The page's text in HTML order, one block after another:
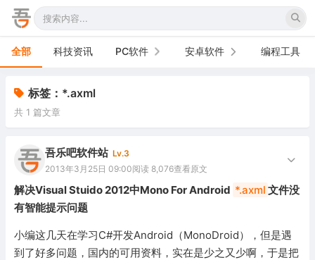
全部 科技资讯 PC软件
办公软件
网络软件
图形图像
游戏娱乐
安全防御
安卓软件
手机软件
电视软件
车机软件
编程工具
标签：*.axml
共 1 篇文章
吾乐吧软件站 Lv.3
2013年3月25日 09:00阅读 8,076查看原文
解决Visual Stuido 2012中Mono For Android *.axml 文件没
有智能提示问题
小编这几天在学习C#开发Android（MonoDroid），但是遇
到了好多问题，国内的可用资料，实在是少之又少啊，于是把